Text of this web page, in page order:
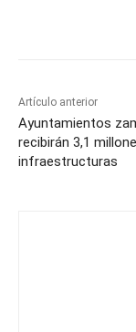
Artículo anterior
Ayuntamientos
recibirán 3,1
infraestructuras